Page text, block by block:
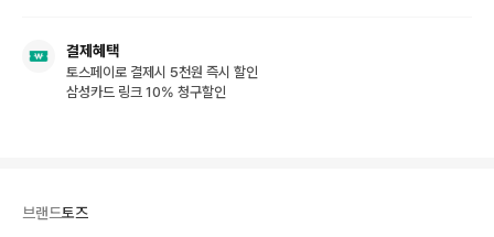
결제혜택
토스페이로 결제시 5천원 즉시 할인
삼성카드 링크 10% 청구할인
브랜드토즈